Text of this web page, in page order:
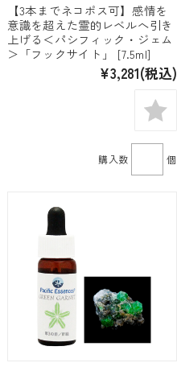
【3本までネコポス可】感情を
意識を超えた霊的レベルへ引き
上げる＜パシフィック・ジェム
＞「フックサイト」 [7.5ml]
¥3,281(税込)
購入数 個